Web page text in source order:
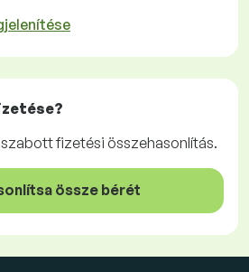
fizetési összehasonlítás.
össze bérét